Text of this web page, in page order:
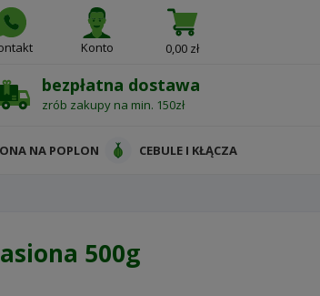
Konto 0,00 zł
bezpłatna dostawa
zrób zakupy na min. 150zł
NA POPLON CEBULE I KŁĄCZA
500g